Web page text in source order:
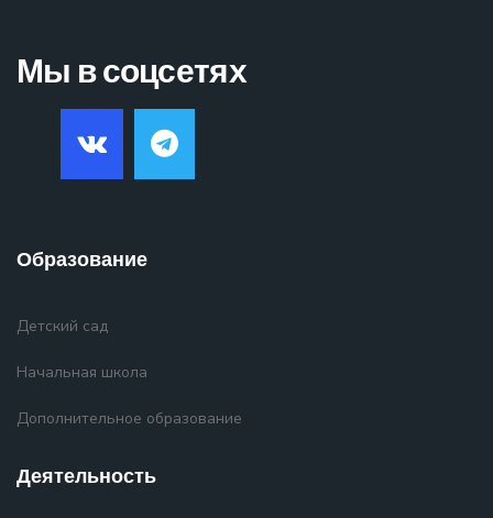
Мы в соцсетях
Образование
Детский сад
Начальная школа
Дополнительное образование
Деятельность